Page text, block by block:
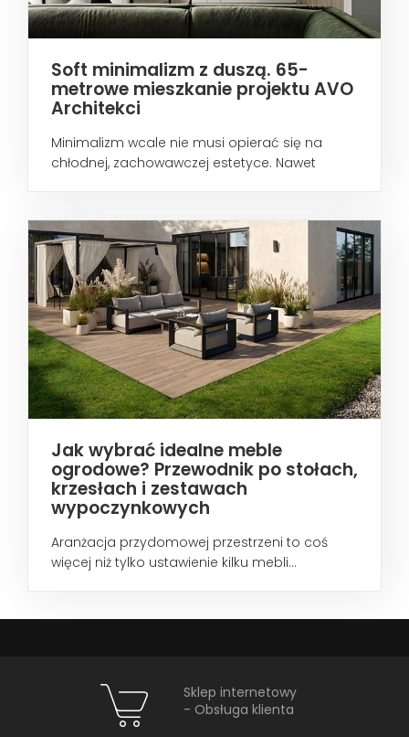
Soft minimalizm z duszą. 65-
metrowe mieszkanie projektu AVO
Architekci
Minimalizm wcale nie musi opierać się na
chłodnej, zachowawczej estetyce. Nawet
Jak wybrać idealne meble
ogrodowe? Przewodnik po stołach,
krzesłach i zestawach
wypoczynkowych
Aranżacja przydomowej przestrzeni to coś
więcej niż tylko ustawienie kilku mebli...
Sklep internetowy
- Obsługa klienta